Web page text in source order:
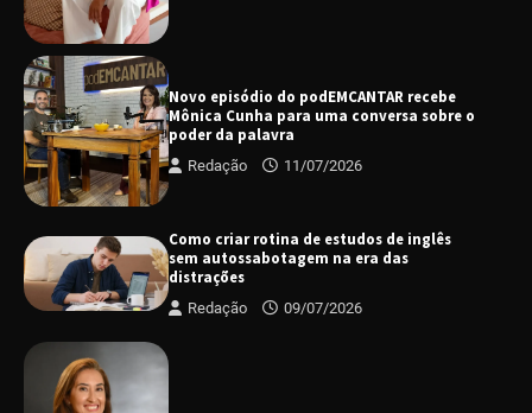
Novo episódio do podEMCANTAR recebe
Mônica Cunha para uma conversa sobre o
poder da palavra
Redação 11/07/2026
Como criar rotina de estudos de inglês
sem autossabotagem na era das
distrações
Redação 09/07/2026